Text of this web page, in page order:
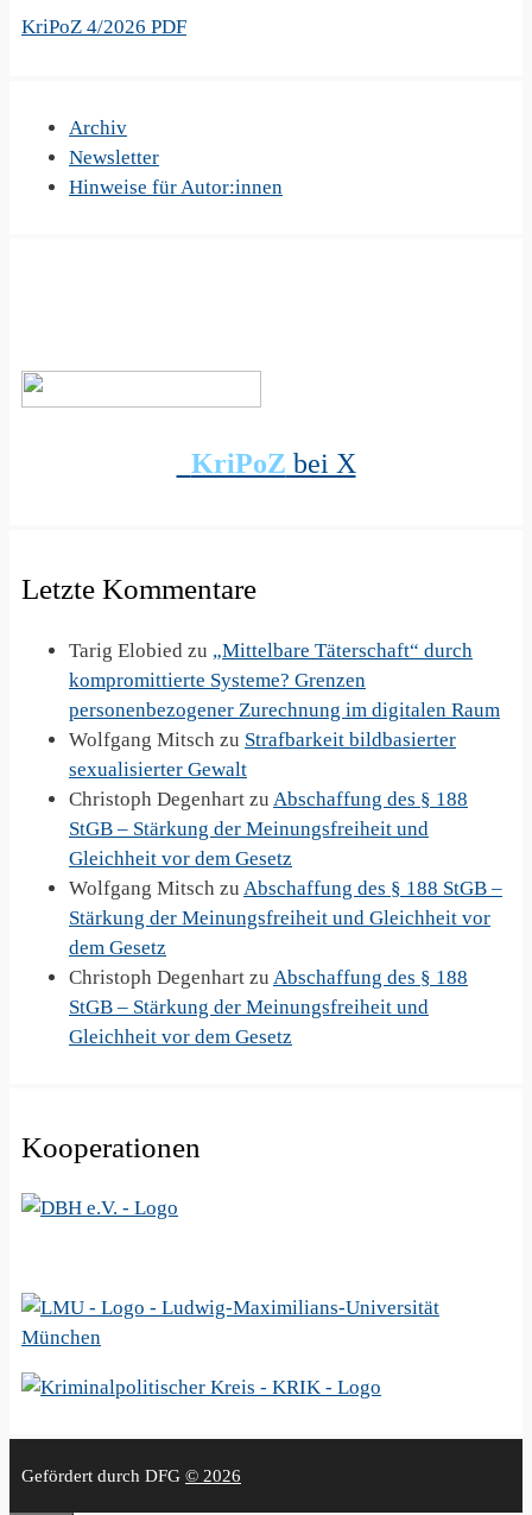
KriPoZ 4/2026 PDF
Archiv
Newsletter
Hinweise für Autor:innen
KriPoZ bei X
Letzte Kommentare
Tarig Elobied zu „Mittelbare Täterschaft“ durch
kompromittierte Systeme? Grenzen
personenbezogener Zurechnung im digitalen Raum
Wolfgang Mitsch zu Strafbarkeit bildbasierter
sexualisierter Gewalt
Christoph Degenhart zu Abschaffung des § 188
StGB – Stärkung der Meinungsfreiheit und
Gleichheit vor dem Gesetz
Wolfgang Mitsch zu Abschaffung des § 188 StGB –
Stärkung der Meinungsfreiheit und Gleichheit vor
dem Gesetz
Christoph Degenhart zu Abschaffung des § 188
StGB – Stärkung der Meinungsfreiheit und
Gleichheit vor dem Gesetz
Kooperationen
Gefördert durch DFG © 2026